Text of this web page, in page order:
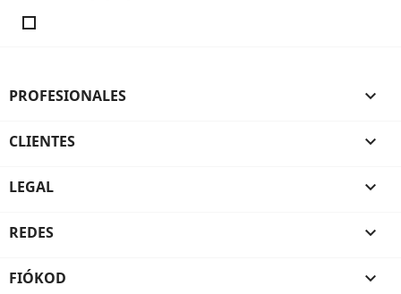
PROFESIONALES 
CLIENTES 
LEGAL 
REDES 
FIÓKOD 